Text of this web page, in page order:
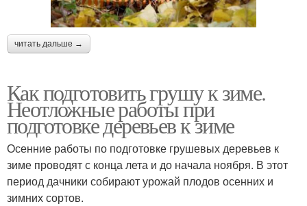
читать дальше →
Как подготовить грушу к зиме.
Неотложные работы при
подготовке деревьев к зиме
Осенние работы по подготовке грушевых деревьев к
зиме проводят с конца лета и до начала ноября. В этот
период дачники собирают урожай плодов осенних и
зимних сортов.